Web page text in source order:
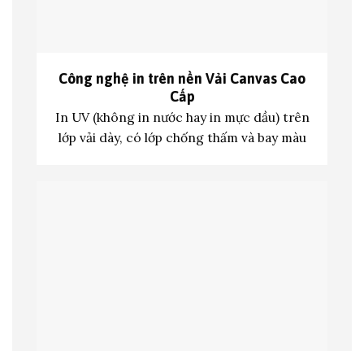
Công nghệ in trên nền Vải Canvas Cao
Cấp
In UV (không in nước hay in mực dầu) trên
lớp vải dày, có lớp chống thấm và bay màu